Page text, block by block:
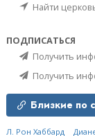
Найти
ПОДПИСАТЬСЯ
Получить
Получить
Близкие по
Л. Рон Хаббард